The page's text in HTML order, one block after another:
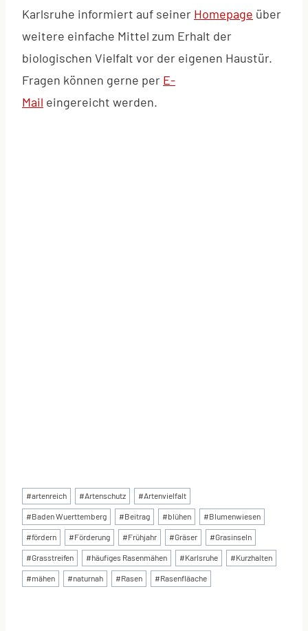
Karlsruhe informiert auf seiner Homepage über
weitere einfache Mittel zum Erhalt der
biologischen Vielfalt vor der eigenen Haustür.
Fragen können gerne per E-
Mail eingereicht werden.
Schlagworte:
#artenreich #Artenschutz #Artenvielfalt
#Baden Wuerttemberg #Beitrag #blühen #Blumenwiesen
#fördern #Förderung #Frühjahr #Gräser #Grasinseln
#Grasstreifen #häufiges Rasenmähen #Karlsruhe #Kurzhalten
#mähen #naturnah #Rasen #Rasenfläache